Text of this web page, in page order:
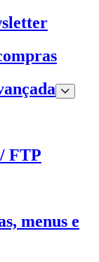
FTP
menus e